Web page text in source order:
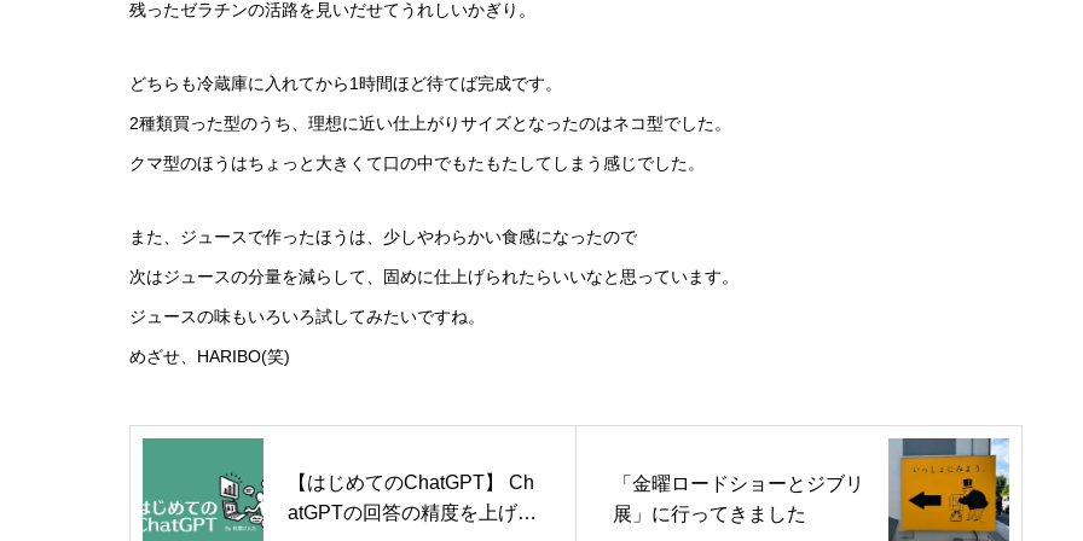
残ったゼラチンの活路を見いだせてうれしいかぎり。
どちらも冷蔵庫に入れてから1時間ほど待てば完成です。
2種類買った型のうち、理想に近い仕上がりサイズとなったのはネコ型でした。
クマ型のほうはちょっと大きくて口の中でもたもたしてしまう感じでした。
また、ジュースで作ったほうは、少しやわらかい食感になったので
次はジュースの分量を減らして、固めに仕上げられたらいいなと思っています。
ジュースの味もいろいろ試してみたいですね。
めざせ、HARIBO(笑)
【はじめてのChatGPT】 Ch
atGPTの回答の精度を上げる
「金曜ロードショーとジブリ
展」に行ってきました